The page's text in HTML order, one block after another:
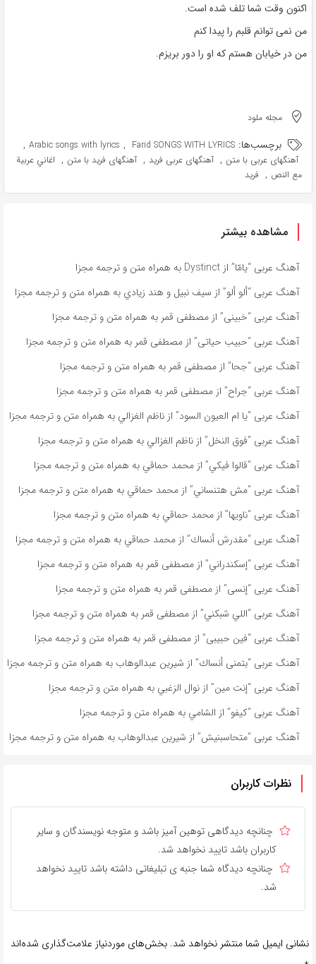
اکنون وقت شما تلف شده است.
من نمی توانم قلبم را پیدا کنم
من در خیابان هستم که او را دور بریزم.
مجله ملود
برچسب‌ها: Arabic songs with lyrics , Farid SONGS WITH LYRICS
,
آهنگهای عربی با متن , آهنگهای عربی فريد , آهنگهای فريد با متن , اغاني عربية
مع النص , فريد
مشاهده بیشتر
آهنگ عربی “يامّا” از Dystinct به همراه متن و ترجمه مجزا
آهنگ عربی “ألو ألو” از سيف نبيل و هند زيادي به همراه متن و ترجمه مجزا
آهنگ عربی “خبينى” از مصطفى قمر به همراه متن و ترجمه مجزا
آهنگ عربی “حبيب حياتى” از مصطفى قمر به همراه متن و ترجمه مجزا
آهنگ عربی “جحا” از مصطفى قمر به همراه متن و ترجمه مجزا
آهنگ عربی “جراح” از مصطفى قمر به همراه متن و ترجمه مجزا
آهنگ عربی “يا ام العيون السود” از ناظم الغزالي به همراه متن و ترجمه مجزا
آهنگ عربی “فوق النخل” از ناظم الغزالي به همراه متن و ترجمه مجزا
آهنگ عربی “قالوا فيكي” از محمد حماقي به همراه متن و ترجمه مجزا
آهنگ عربی “مش هتنساني” از محمد حماقي به همراه متن و ترجمه مجزا
آهنگ عربی “ناویها” از محمد حماقي به همراه متن و ترجمه مجزا
آهنگ عربی “مقدرش أنساك” از محمد حماقي به همراه متن و ترجمه مجزا
آهنگ عربی “إسكندراني” از مصطفى قمر به همراه متن و ترجمه مجزا
آهنگ عربی “إنسى” از مصطفى قمر به همراه متن و ترجمه مجزا
آهنگ عربی “اللي شبكني” از مصطفى قمر به همراه متن و ترجمه مجزا
آهنگ عربی “فين حبيبى” از مصطفى قمر به همراه متن و ترجمه مجزا
آهنگ عربی “بتمنى أنساك” از شیرین عبدالوهاب به همراه متن و ترجمه مجزا
آهنگ عربی “إنت مين” از نوال الزغبي به همراه متن و ترجمه مجزا
آهنگ عربی “كيفو” از الشامي به همراه متن و ترجمه مجزا
آهنگ عربی “متحاسبنیش” از شیرین عبدالوهاب به همراه متن و ترجمه مجزا
نظرات کاربران
چنانچه دیدگاهی توهین آمیز باشد و متوجه نویسندگان و سایر
کاربران باشد تایید نخواهد شد.
چنانچه دیدگاه شما جنبه ی تبلیغاتی داشته باشد تایید نخواهد
شد.
نشانی ایمیل شما منتشر نخواهد شد. بخش‌های موردنیاز علامت‌گذاری شده‌اند